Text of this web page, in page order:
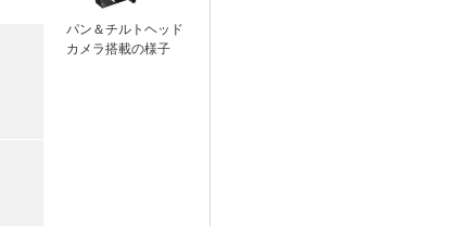
パン＆チルトヘッド
カメラ搭載の様子